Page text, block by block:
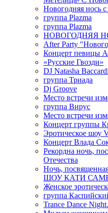
Новогодняя нось
группа Plazma
группа Plazma
НОВОГОДНЯЯ
After Party
Концерт певицы
«Русские Гвозди»
DJ Natasha
группа Триада
Dj Groove
Место встречи
группа Вирус
Место встречи
Концерт группы
Эротическое шоу
Концерт Влада
Рекордна ночь,
Отечества
Ночь,
ШОУ КАТИ
Женское
группа
Trance Dance